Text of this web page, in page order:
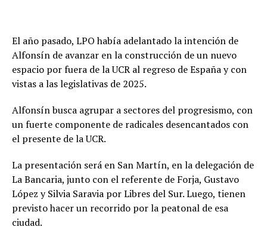
El año pasado, LPO había adelantado la intención de
Alfonsín de avanzar en la construcción de un nuevo
espacio por fuera de la UCR al regreso de España y con
vistas a las legislativas de 2025.
Alfonsín busca agrupar a sectores del progresismo, con
un fuerte componente de radicales desencantados con
el presente de la UCR.
La presentación será en San Martín, en la delegación de
La Bancaria, junto con el referente de Forja, Gustavo
López y Silvia Saravia por Libres del Sur. Luego, tienen
previsto hacer un recorrido por la peatonal de esa
ciudad.